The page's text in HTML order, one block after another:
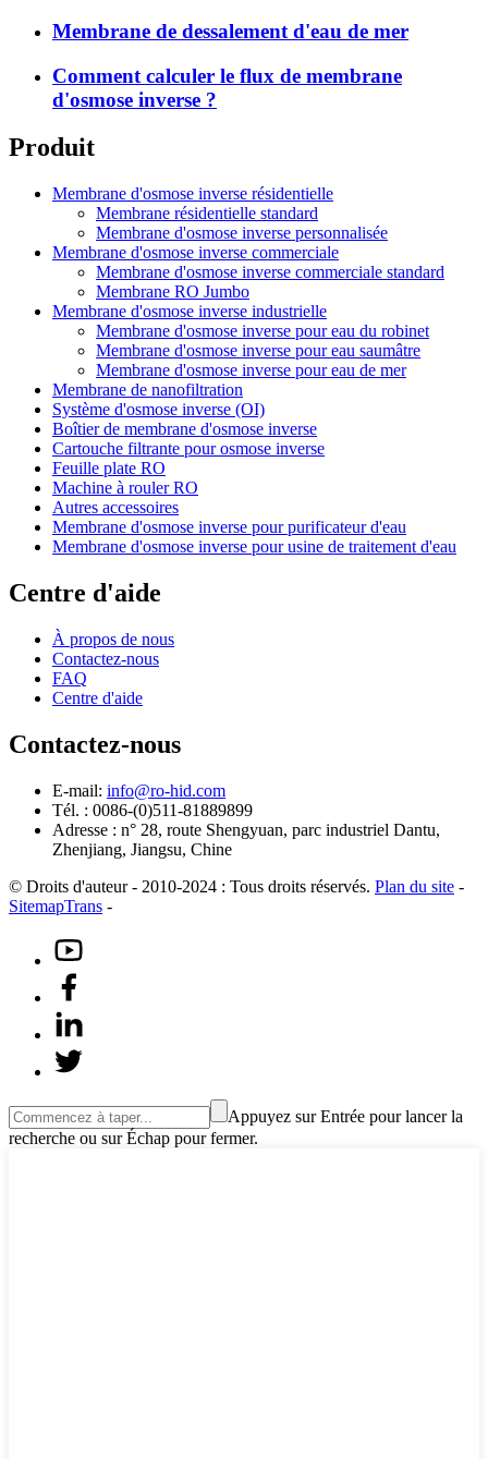
Membrane de dessalement d'eau de mer
Comment calculer le flux de membrane
d'osmose inverse ?
Produit
Membrane d'osmose inverse résidentielle
Membrane résidentielle standard
Membrane d'osmose inverse personnalisée
Membrane d'osmose inverse commerciale
Membrane d'osmose inverse commerciale standard
Membrane RO Jumbo
Membrane d'osmose inverse industrielle
Membrane d'osmose inverse pour eau du robinet
Membrane d'osmose inverse pour eau saumâtre
Membrane d'osmose inverse pour eau de mer
Membrane de nanofiltration
Système d'osmose inverse (OI)
Boîtier de membrane d'osmose inverse
Cartouche filtrante pour osmose inverse
Feuille plate RO
Machine à rouler RO
Autres accessoires
Membrane d'osmose inverse pour purificateur d'eau
Membrane d'osmose inverse pour usine de traitement d'eau
Centre d'aide
À propos de nous
Contactez-nous
FAQ
Centre d'aide
Contactez-nous
E-mail: info@ro-hid.com
Tél. : 0086-(0)511-81889899
Adresse : n° 28, route Shengyuan, parc industriel Dantu,
Zhenjiang, Jiangsu, Chine
© Droits d'auteur - 2010-2024 : Tous droits réservés. Plan du site -
SitemapTrans -
Appuyez sur Entrée pour lancer la
recherche ou sur Échap pour fermer.